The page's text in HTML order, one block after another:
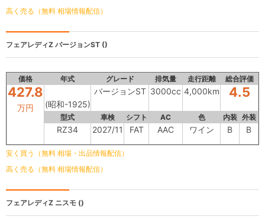
高く売る（無料 相場情報配信）
フェアレディZ バージョンST ()
価格 年式 グレード 排気量 走行距離 総合評価
427.8
万円 (昭和-1925)
バージョンST 3000cc 4,000km 4.5
型式 車検 シフト AC 色 内装 外装
RZ34 2027/11 FAT AAC ワイン B B
安く買う（無料 相場・出品情報配信）
高く売る（無料 相場情報配信）
フェアレディZ ニスモ ()